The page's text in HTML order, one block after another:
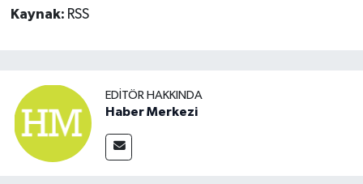
Kaynak: RSS
EDITÖR HAKKINDA
Haber Merkezi